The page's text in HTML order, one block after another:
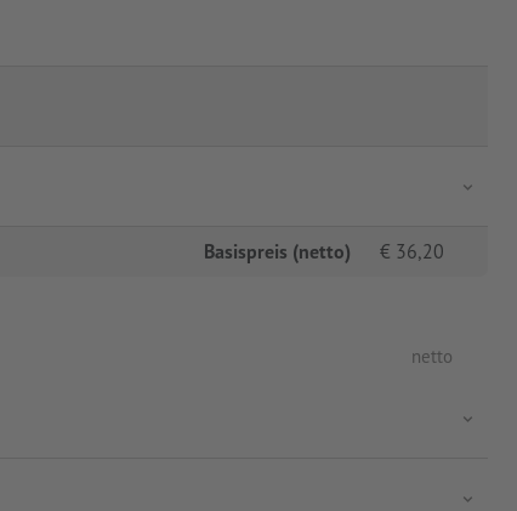
Basispreis (netto) € 36,20
netto